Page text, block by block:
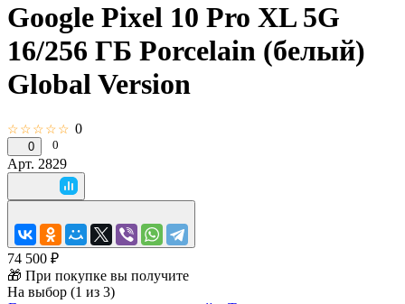
Google Pixel 10 Pro XL 5G
16/256 ГБ Porcelain (белый)
Global Version
☆☆☆☆☆ 0
0 0
Арт. 2829
74 500 ₽
🎁 При покупке вы получите
На выбор (1 из 3)